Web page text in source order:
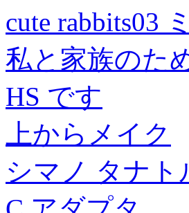
cute rabbits03
私と家族のた
HS です
上からメイク
シマノ タナト